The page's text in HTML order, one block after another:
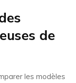
de
les modèles